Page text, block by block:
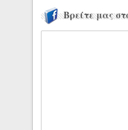
Βρείτε μας